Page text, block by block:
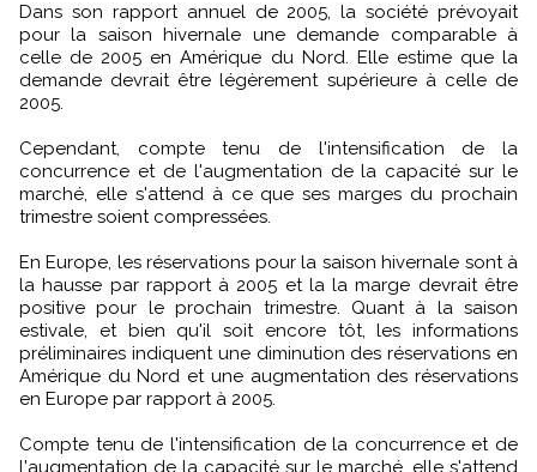
Dans son rapport annuel de 2005, la société prévoyait
pour la saison hivernale une demande comparable à
celle de 2005 en Amérique du Nord. Elle estime que la
demande devrait être légèrement supérieure à celle de
2005.
Cependant, compte tenu de l'intensification de la
concurrence et de l'augmentation de la capacité sur le
marché, elle s'attend à ce que ses marges du prochain
trimestre soient compressées.
En Europe, les réservations pour la saison hivernale sont à
la hausse par rapport à 2005 et la la marge devrait être
positive pour le prochain trimestre. Quant à la saison
estivale, et bien qu'il soit encore tôt, les informations
préliminaires indiquent une diminution des réservations en
Amérique du Nord et une augmentation des réservations
en Europe par rapport à 2005.
Compte tenu de l'intensification de la concurrence et de
l'augmentation de la capacité sur le marché, elle s'attend